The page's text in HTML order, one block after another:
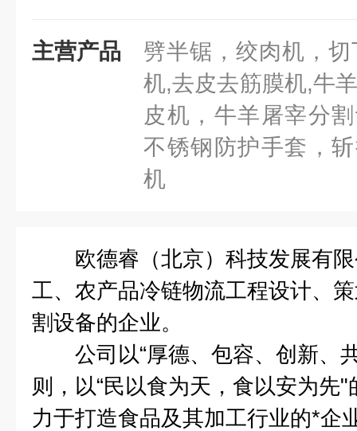
主营产品
劈半锯，绞肉机，
机,去皮去筋膜机,牛
皮机，牛羊屠宰分
不锈钢防护手套，
机
欧德睿（北京）科技发展有限
工、农产品冷链物流工程设计、
割设备的企业。
公司以“厚德、包容、创新、
则，以“民以食为天，食以安为先
力于打造食品及其加工行业的*企